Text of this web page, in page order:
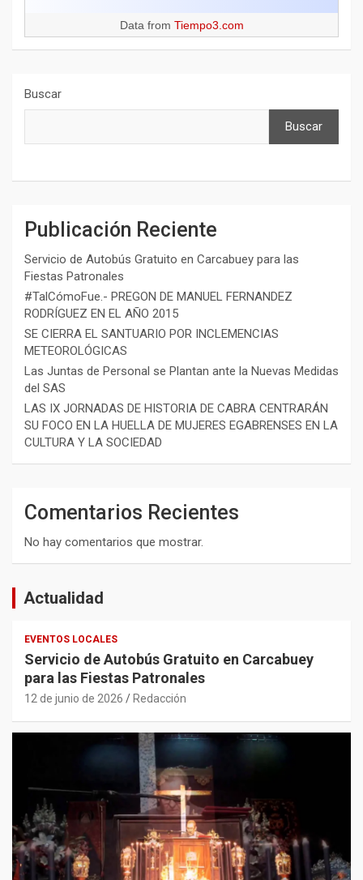
Data from Tiempo3.com
Buscar
Buscar
Publicación Reciente
Servicio de Autobús Gratuito en Carcabuey para las
Fiestas Patronales
#TalCómoFue.- PREGON DE MANUEL FERNANDEZ
RODRÍGUEZ EN EL AÑO 2015
SE CIERRA EL SANTUARIO POR INCLEMENCIAS
METEOROLÓGICAS
Las Juntas de Personal se Plantan ante la Nuevas Medidas
del SAS
LAS IX JORNADAS DE HISTORIA DE CABRA CENTRARÁN
SU FOCO EN LA HUELLA DE MUJERES EGABRENSES EN LA
CULTURA Y LA SOCIEDAD
Comentarios Recientes
No hay comentarios que mostrar.
Actualidad
EVENTOS LOCALES
Servicio de Autobús Gratuito en Carcabuey
para las Fiestas Patronales
12 de junio de 2026 Redacción